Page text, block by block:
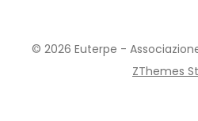
© 2026 Euterpe -
ZThemes